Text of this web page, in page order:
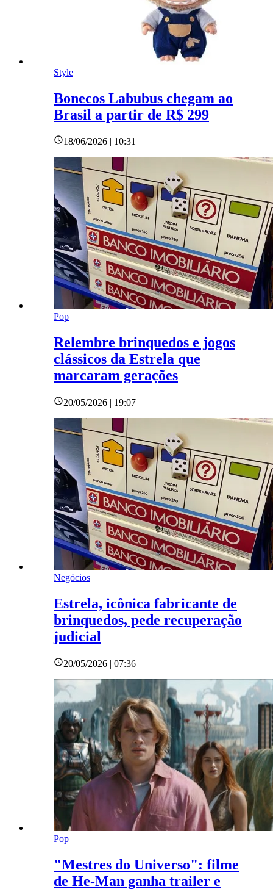
Style
Bonecos Labubus chegam ao
Brasil a partir de R$ 299
18/06/2026 | 10:31
Pop
Relembre brinquedos e jogos
clássicos da Estrela que
marcaram gerações
20/05/2026 | 19:07
Negócios
Estrela, icônica fabricante de
brinquedos, pede recuperação
judicial
20/05/2026 | 07:36
Pop
"Mestres do Universo": filme
de He-Man ganha trailer e